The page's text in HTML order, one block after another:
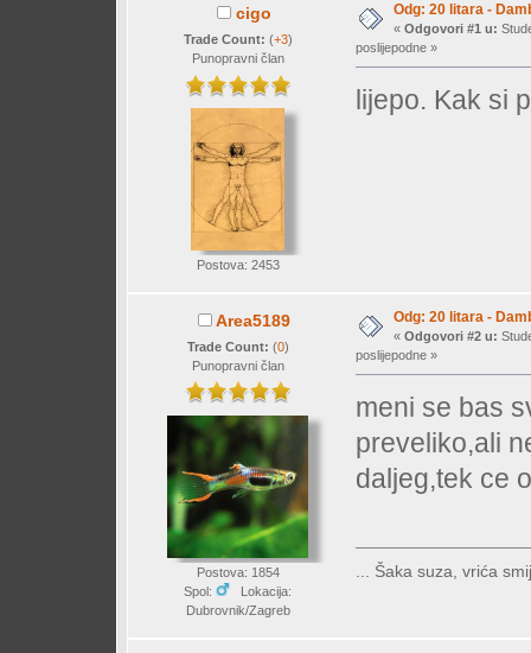
cigo
Trade Count: (+3)
Punopravni član
Postova: 2453
Odg: 20 litara -
« Odgovori #1 u:
poslijepodne »
lijepo. Kak si
Area5189
Trade Count: (0)
Punopravni član
Postova: 1854
Spol:
Lokacija:
Dubrovnik/Zagreb
Odg: 20 litara -
« Odgovori #2 u:
poslijepodne »
meni se bas
preveliko,ali
daljeg,tek ce
... Šaka suza, vrića